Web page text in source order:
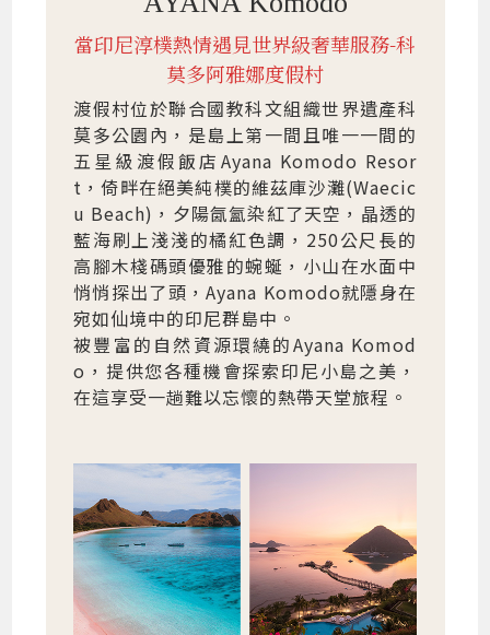
當印尼淳樸熱情遇見世界級奢華服務-科
莫多阿雅娜度假村
渡假村位於聯合國教科文組織世界遺產科
莫多公園內，是島上第一間且唯一一間的
五星級渡假飯店Ayana Komodo Resor
t，倚畔在絕美純樸的維茲庫沙灘(Waecic
u Beach)，夕陽氤氳染紅了天空，晶透的
藍海刷上淺淺的橘紅色調，250公尺長的
高腳木棧碼頭優雅的蜿蜒，小山在水面中
悄悄探出了頭，Ayana Komodo就隱身在
宛如仙境中的印尼群島中。
被豐富的自然資源環繞的Ayana Komod
o，提供您各種機會探索印尼小島之美，
在這享受一趟難以忘懷的熱帶天堂旅程。